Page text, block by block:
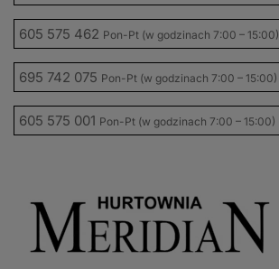
605 575 462 Pon-Pt (w godzinach 7:00 – 15:00)
695 742 075 Pon-Pt (w godzinach 7:00 – 15:00)
605 575 001 Pon-Pt (w godzinach 7:00 – 15:00)